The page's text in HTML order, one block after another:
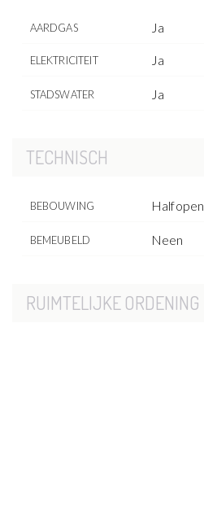
AARDGAS Ja
ELEKTRICITEIT Ja
STADSWATER Ja
TECHNISCH
BEBOUWING Halfopen
BEMEUBELD Neen
RUIMTELIJKE ORDENING